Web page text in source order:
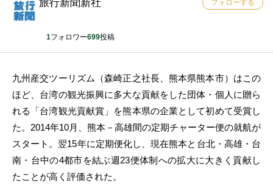
旅行新聞新社
1フォロワー699投稿
フォローする
九州産交ツーリズム（森崎正之社長、熊本県熊本市）はこの
ほど、台湾の観光振興に多大な貢献をした団体・個人に贈ら
れる「台湾観光貢献賞」を熊本県の企業として初めて受賞し
た。2014年10月、熊本－高雄間の定期チャーター便の就航が
スタート。翌15年に定期便化し、現在熊本と台北・高雄・台
南・台中の4都市を結ぶ週23便体制への拡大に大きく貢献し
たことが高く評価された。